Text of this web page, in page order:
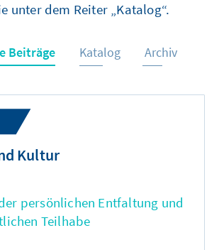
unter dem Reiter „Katalog“.
Beiträge Katalog Archiv
Kultur
persönlichen Entfaltung und
Teilhabe